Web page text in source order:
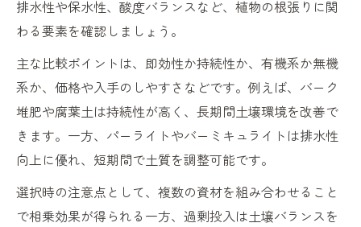
排水性や保水性、酸度バランスなど、植物の根張りに関
わる要素を確認しましょう。
主な比較ポイントは、即効性か持続性か、有機系か無機
系か、価格や入手のしやすさなどです。例えば、バーク
堆肥や腐葉土は持続性が高く、長期間土壌環境を改善で
きます。一方、パーライトやバーミキュライトは排水性
向上に優れ、短期間で土質を調整可能です。
選択時の注意点として、複数の資材を組み合わせること
で相乗効果が得られる一方、過剰投入は土壌バランスを